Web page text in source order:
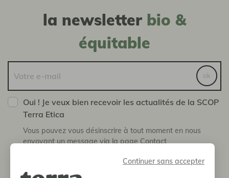
Continuer sans accepter
la newsletter bio &
équitable
Oui ! Je veux bien recevoir les actualités de la SCOP
Terra Etica
Vous pouvez vous désinscrire à tout moment en nous
envoyant un message via la page Contact
ok
boutique